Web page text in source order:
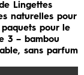
Lingettes
naturelles pour
pour le
3 – bambou
sans parfum